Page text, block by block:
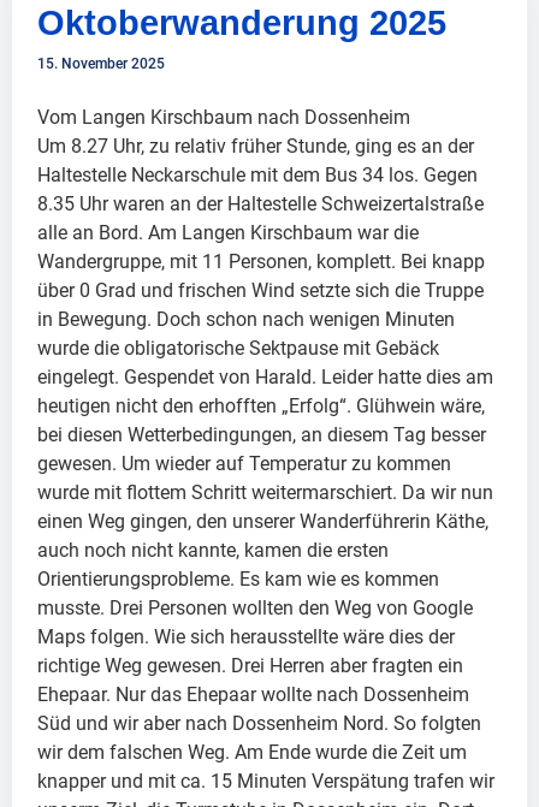
Oktoberwanderung 2025
15. November 2025
Vom Langen Kirschbaum nach Dossenheim
Um 8.27 Uhr, zu relativ früher Stunde, ging es an der
Haltestelle Neckarschule mit dem Bus 34 los. Gegen
8.35 Uhr waren an der Haltestelle Schweizertalstraße
alle an Bord. Am Langen Kirschbaum war die
Wandergruppe, mit 11 Personen, komplett. Bei knapp
über 0 Grad und frischen Wind setzte sich die Truppe
in Bewegung. Doch schon nach wenigen Minuten
wurde die obligatorische Sektpause mit Gebäck
eingelegt. Gespendet von Harald. Leider hatte dies am
heutigen nicht den erhofften „Erfolg“. Glühwein wäre,
bei diesen Wetterbedingungen, an diesem Tag besser
gewesen. Um wieder auf Temperatur zu kommen
wurde mit flottem Schritt weitermarschiert. Da wir nun
einen Weg gingen, den unserer Wanderführerin Käthe,
auch noch nicht kannte, kamen die ersten
Orientierungsprobleme. Es kam wie es kommen
musste. Drei Personen wollten den Weg von Google
Maps folgen. Wie sich herausstellte wäre dies der
richtige Weg gewesen. Drei Herren aber fragten ein
Ehepaar. Nur das Ehepaar wollte nach Dossenheim
Süd und wir aber nach Dossenheim Nord. So folgten
wir dem falschen Weg. Am Ende wurde die Zeit um
knapper und mit ca. 15 Minuten Verspätung trafen wir